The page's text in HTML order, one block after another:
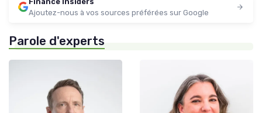
Ajoutez-nous à vos sources préférées sur Google
Parole d'experts